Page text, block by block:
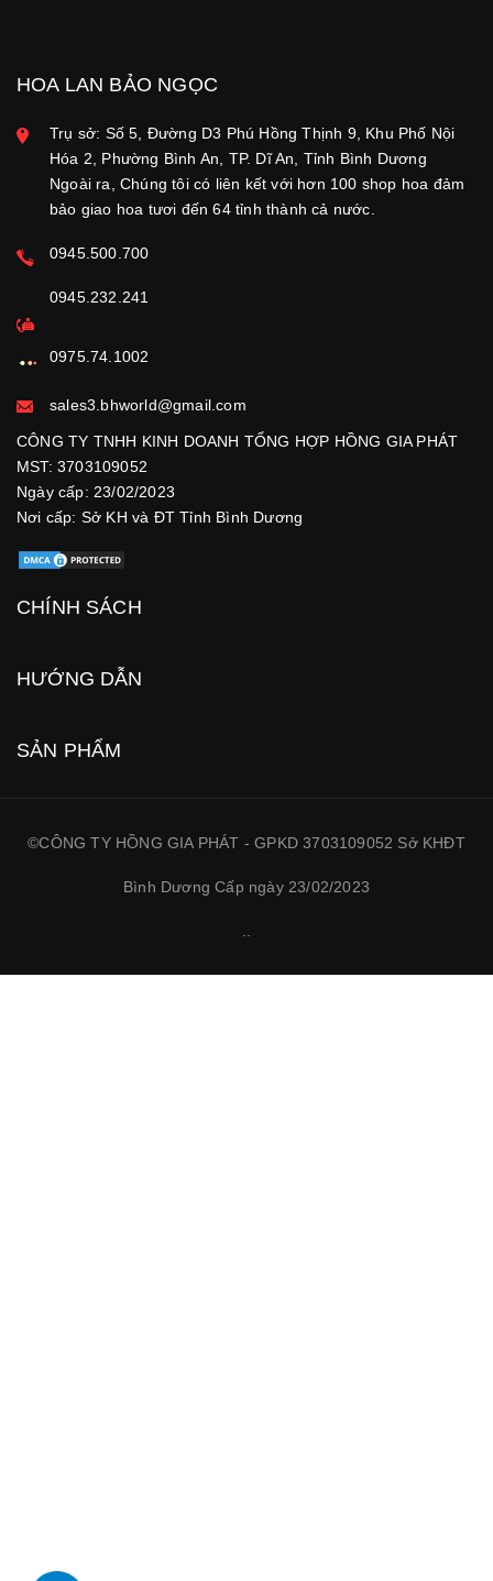
HOA LAN BẢO NGỌC
Trụ sở: Số 5, Đường D3 Phú Hồng Thịnh 9, Khu Phố Nội
Hóa 2, Phường Bình An, TP. Dĩ An, Tỉnh Bình Dương
Ngoài ra, Chúng tôi có liên kết với hơn 100 shop hoa đảm
bảo giao hoa tươi đến 64 tỉnh thành cả nước.
0945.500.700
0945.232.241
0975.74.1002
sales3.bhworld@gmail.com
CÔNG TY TNHH KINH DOANH TỔNG HỢP HỒNG GIA PHÁT
MST: 3703109052
Ngày cấp: 23/02/2023
Nơi cấp: Sở KH và ĐT Tỉnh Bình Dương
CHÍNH SÁCH
HƯỚNG DẪN
SẢN PHẨM
©CÔNG TY HỒNG GIA PHÁT - GPKD 3703109052 Sở KHĐT
Bình Dương Cấp ngày 23/02/2023